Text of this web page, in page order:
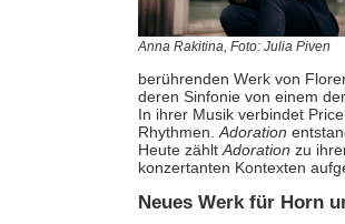
Anna Rakitina, Foto: Julia Piven
berührenden Werk von
deren Sinfonie von einem
In ihrer Musik verbindet
Rhythmen. Adoration
Heute zählt Adoration zu
konzertanten Kontexten
Neues Werk für Horn